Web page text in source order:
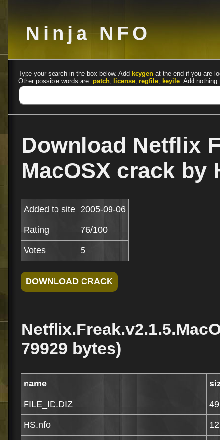
Ninja NFO
Type your search in the box below. Add keygen at the end if you are
Other possible words are: patch, license, regfile, keyile. Add nothing
Download Netflix
MacOSX crack by
Added to site 2005-09-06
Rating 76/100
Votes 5
79929 bytes)
name
FILE_ID.DIZ 49
HS.nfo